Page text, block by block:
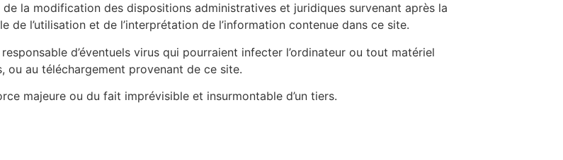
la modification des dispositions administratives et juridiques survenant après la
l’utilisation et de l’interprétation de l’information contenue dans ce site.
d’éventuels virus qui pourraient infecter l’ordinateur ou tout matériel
ou au téléchargement provenant de ce site.
majeure ou du fait imprévisible et insurmontable d’un tiers.